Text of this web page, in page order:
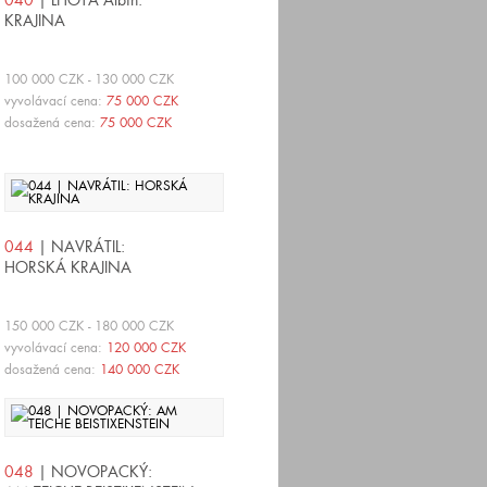
KRAJINA
100 000 CZK - 130 000 CZK
vyvolávací cena: 75 000 CZK
dosažená cena: 75 000 CZK
044 | NAVRÁTIL:
HORSKÁ KRAJINA
150 000 CZK - 180 000 CZK
vyvolávací cena: 120 000 CZK
dosažená cena: 140 000 CZK
048 | NOVOPACKÝ: